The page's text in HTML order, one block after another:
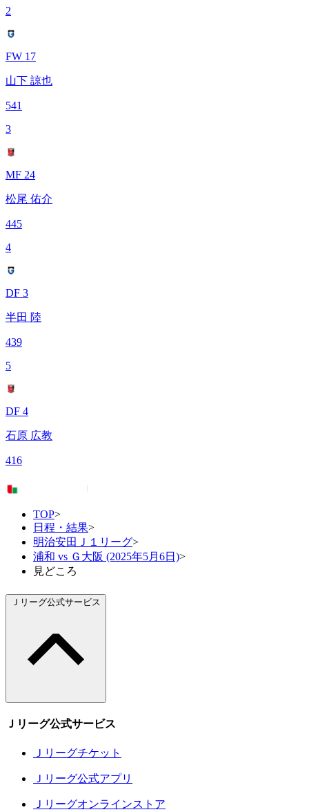
2
FW 17
山下 諒也
541
3
MF 24
松尾 佑介
445
4
DF 3
半田 陸
439
5
DF 4
石原 広教
416
TOP>
日程・結果>
明治安田Ｊ１リーグ>
浦和 vs Ｇ大阪 (2025年5月6日)>
見どころ
Ｊリーグ公式サービス
Ｊリーグ公式サービス
Ｊリーグチケット
Ｊリーグ公式アプリ
Ｊリーグオンラインストア